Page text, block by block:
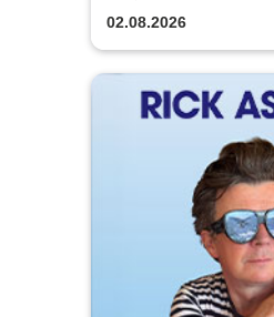
02.08.2026